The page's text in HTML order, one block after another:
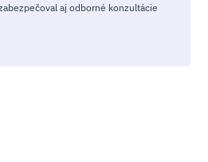
aj odborné konzultácie